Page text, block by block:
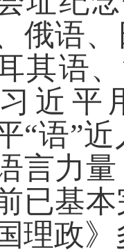
俄语
其语
习近平
平“语”
言力
已基
理政